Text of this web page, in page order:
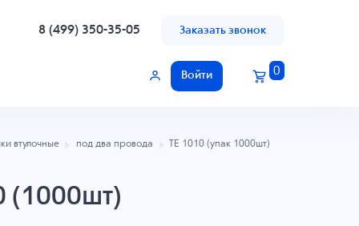
8 (499) 350-35-05 Заказать звонок
Войти 0
втулочные под два провода TE 1010 (упак 1000шт)
(1000шт)